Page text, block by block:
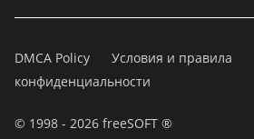
DMCA Policy Условия и правила
конфиденциальности
© 1998 - 2026 freeSOFT ®